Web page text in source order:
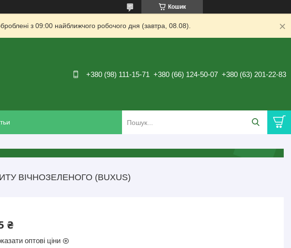
Кошик
з 09:00 найближчого робочого дня (завтра, 08.08).
+380 (98) 111-15-71 +380 (66) 124-50-07 +380 (63) 201-22-83
ВІЧНОЗЕЛЕНОГО (BUXUS)
₴
оптові ціни